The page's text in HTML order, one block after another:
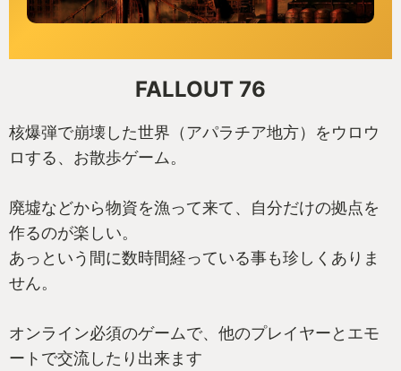
FALLOUT 76
核爆弾で崩壊した世界（アパラチア地方）をウロウ
ロする、お散歩ゲーム。
廃墟などから物資を漁って来て、自分だけの拠点を
作るのが楽しい。
あっという間に数時間経っている事も珍しくありま
せん。
オンライン必須のゲームで、他のプレイヤーとエモ
ートで交流したり出来ます